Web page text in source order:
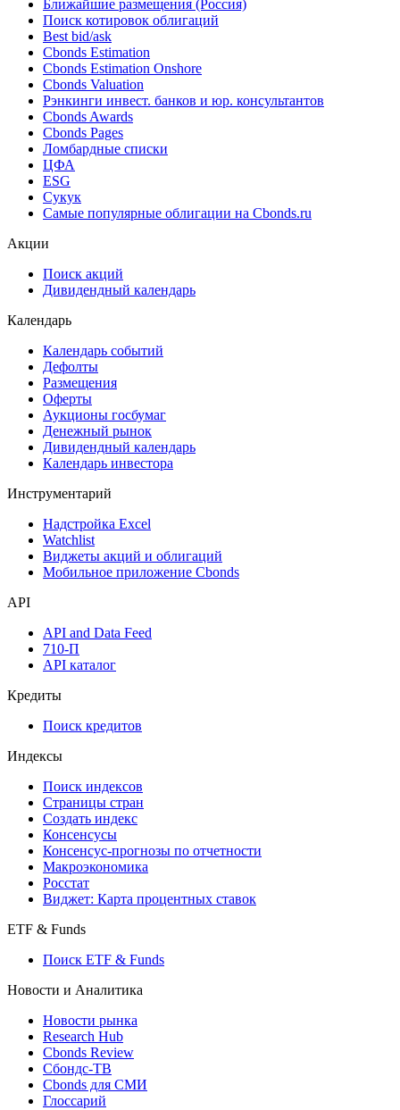
Ближайшие размещения (Россия)
Поиск котировок облигаций
Best bid/ask
Cbonds Estimation
Cbonds Estimation Onshore
Cbonds Valuation
Рэнкинги инвест. банков и юр. консультантов
Cbonds Awards
Cbonds Pages
Ломбардные списки
ЦФА
ESG
Сукук
Самые популярные облигации на Cbonds.ru
Акции
Поиск акций
Дивидендный календарь
Календарь
Календарь событий
Дефолты
Размещения
Оферты
Аукционы госбумаг
Денежный рынок
Дивидендный календарь
Календарь инвестора
Инструментарий
Надстройка Excel
Watchlist
Виджеты акций и облигаций
Мобильное приложение Cbonds
API
API and Data Feed
710-П
API каталог
Кредиты
Поиск кредитов
Индексы
Поиск индексов
Страницы стран
Создать индекс
Консенсусы
Консенсус-прогнозы по отчетности
Макроэкономика
Росстат
Виджет: Карта процентных ставок
ETF & Funds
Поиск ETF & Funds
Новости и Аналитика
Новости рынка
Research Hub
Cbonds Review
Сбондс-ТВ
Cbonds для СМИ
Глоссарий